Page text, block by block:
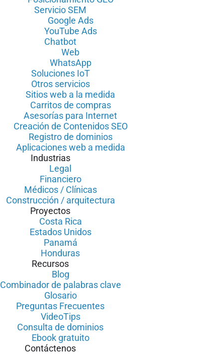
Servicio SEM
Google Ads
YouTube Ads
Chatbot
Web
WhatsApp
Soluciones IoT
Otros servicios
Sitios web a la medida
Carritos de compras
Asesorías para Internet
Creación de Contenidos SEO
Registro de dominios
Aplicaciones web a medida
Industrias
Legal
Financiero
Médicos / Clínicas
Construcción / arquitectura
Proyectos
Costa Rica
Estados Unidos
Panamá
Honduras
Recursos
Blog
Combinador de palabras clave
Glosario
Preguntas Frecuentes
VideoTips
Consulta de dominios
Ebook gratuito
Contáctenos